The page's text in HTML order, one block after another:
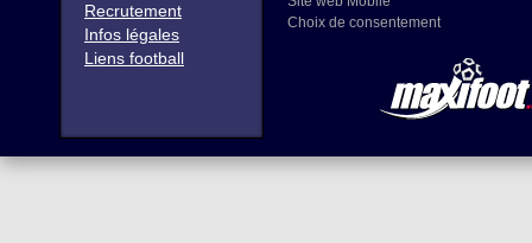
Recrutement
Infos légales
Liens football
Choix de consentement